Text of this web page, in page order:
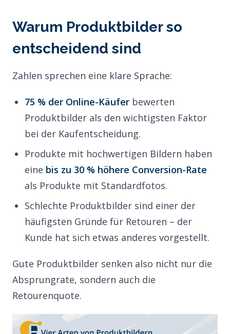
Warum Produktbilder so
entscheidend sind
Zahlen sprechen eine klare Sprache:
75 % der Online-Käufer bewerten
Produktbilder als den wichtigsten Faktor
bei der Kaufentscheidung.
Produkte mit hochwertigen Bildern haben
eine bis zu 30 % höhere Conversion-Rate
als Produkte mit Standardfotos.
Schlechte Produktbilder sind einer der
häufigsten Gründe für Retouren – der
Kunde hat sich etwas anderes vorgestellt.
Gute Produktbilder senken also nicht nur die
Absprungrate, sondern auch die
Retourenquote.